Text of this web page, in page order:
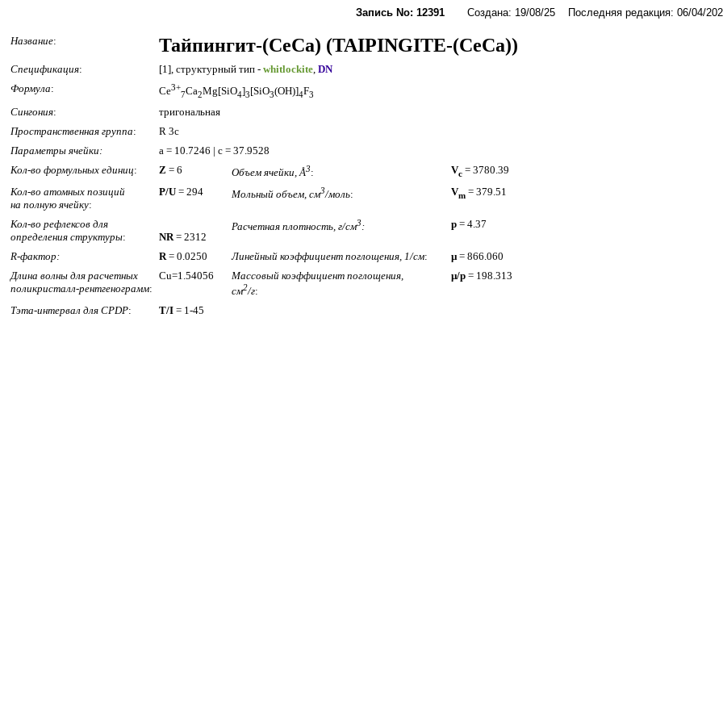
Запись No: 12391 Создана: 19/08/25 Последняя редакция: 06/04/
Название: Тайпингит-(CeCa) (TAIPINGITE-(CeCa))
Спецификация: [1], структурный тип - whitlockite, DN
Формула: Ce3+
7Ca2Mg[SiO4]3[SiO3(OH)]4F3
Сингония:
тригональная
Пространственная группа:
R 3c
Параметры ячейки:
a = 10.7246 | c = 37.9528
Кол-во формульных единиц: Z = 6 Объем ячейки, Å3: Vc = 3780.39
Кол-во атомных позиций
на полную ячейку:
P/U = 294 Мольный объем, см3/моль: Vm = 379.51
Кол-во рефлексов для
определения структуры: NR= 2312
Расчетная плотность, г/см3: p = 4.37
R-фактор: R= 0.0250 Линейный коэффициент поглощения, 1/см: µ= 866.060
Длина волны для расчетных
поликристалл-рентгенограмм:
Cu=1.54056
Массовый коэффициент поглощения,
см2/г:
µ/p = 198.313
Тэта-интервал для CPDP: T/I = 1-45